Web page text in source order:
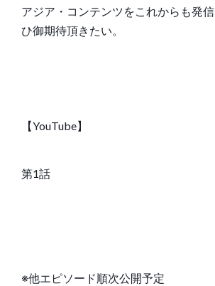
アジア・コンテンツをこれからも発
ひ御期待頂きたい。
【YouTube】
第1話
※他エピソード順次公開予定